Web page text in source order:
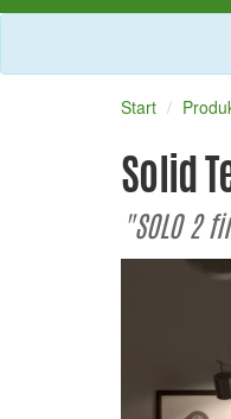
Start
Solid
"SOLO 2